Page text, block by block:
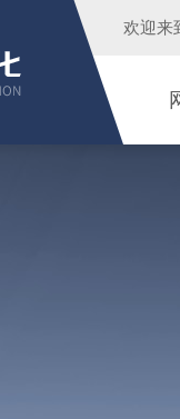
欢迎来